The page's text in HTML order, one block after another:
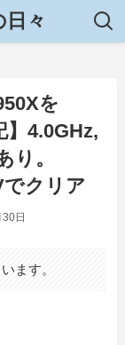
々
を
】4.0GHz,
り。
でクリア
日
ます。